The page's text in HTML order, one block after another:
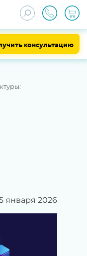
консультацию
января 2026